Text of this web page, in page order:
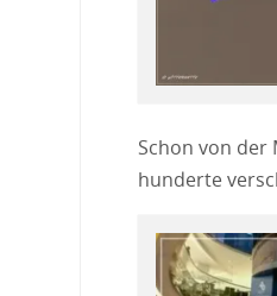
Schon von der
hunderte